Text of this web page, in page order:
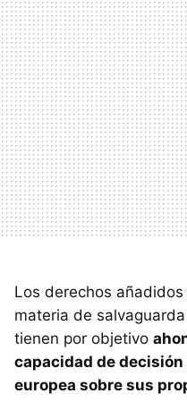
Los derechos
materia de
tienen por objetivo
capacidad de
europea sobre sus